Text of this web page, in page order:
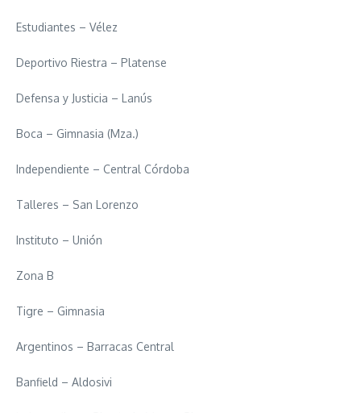
Estudiantes – Vélez
Deportivo Riestra – Platense
Defensa y Justicia – Lanús
Boca – Gimnasia (Mza.)
Independiente – Central Córdoba
Talleres – San Lorenzo
Instituto – Unión
Zona B
Tigre – Gimnasia
Argentinos – Barracas Central
Banfield – Aldosivi